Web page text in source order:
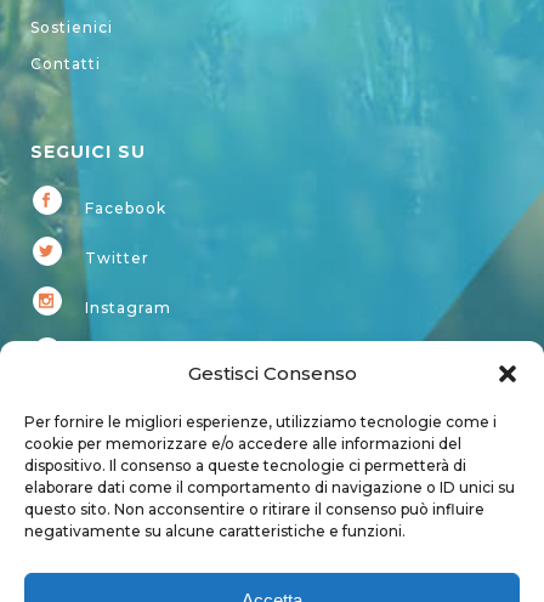
Gestisci Consenso
Per fornire le migliori esperienze, utilizziamo tecnologie come i
cookie per memorizzare e/o accedere alle informazioni del
dispositivo. Il consenso a queste tecnologie ci permetterà di
elaborare dati come il comportamento di navigazione o ID unici su
questo sito. Non acconsentire o ritirare il consenso può influire
negativamente su alcune caratteristiche e funzioni.
Sostienici
Contatti
SEGUICI SU
Facebook
Twitter
Instagram
Account
Login